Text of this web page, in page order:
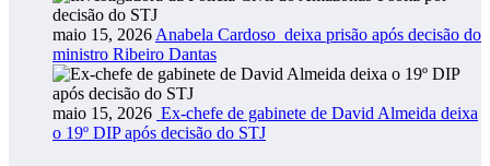
maio 15, 2026 Anabela Cardoso deixa prisão após decisão do
ministro Ribeiro Dantas
maio 15, 2026 Ex-chefe de gabinete de David Almeida deixa
o 19º DIP após decisão do STJ